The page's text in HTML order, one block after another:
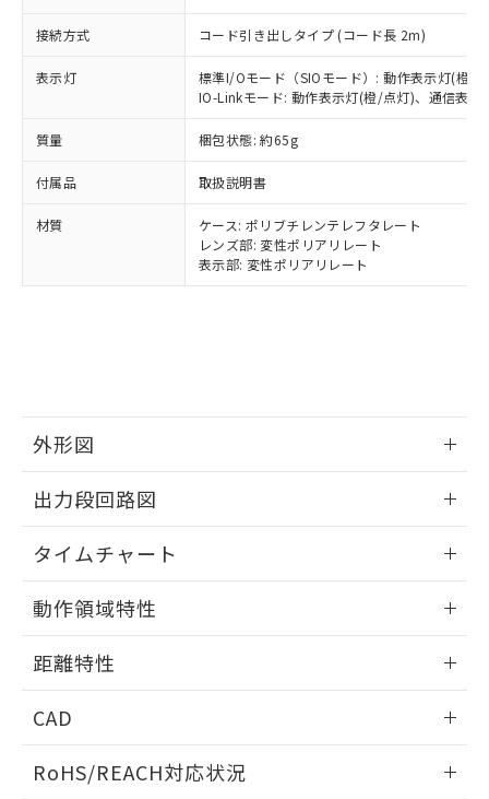
接続方式 コード引き出しタイプ (コード長 2m)
表示灯
標準I/Oモード（SIOモード）: 動作表示灯(橙/
IO-Linkモード: 動作表示灯(橙/点灯)、通信表
質量 梱包状態: 約65g
付属品 取扱説明書
材質
ケース: ポリブチレンテレフタレート
レンズ部: 変性ポリアリレート
表示部: 変性ポリアリレート
外形図
出力段回路図
タイムチャート
動作領域特性
距離特性
検出物体の大きさ-距離特性
CAD
ドすることができます。
RoHS/REACH対応状況
準価格とは異なる場合があることをご
了承ください。
正式な納期状況および標準価格はお客
様のお取引先、またはお客様担当のオ
ムロン制御機器販売店・当社販売員に
ご相談ください。
オムロン制御機器販売店や当社販売拠
販売ネットワーク
ください。
在庫状況および標準価格結果を当社の
事前の承諾なく第三者に漏洩または開
示しないようお願いします。
マイパーツ機能（部品リスト作成サー
引・商談に必要な範囲で利用すること
をご了承ください。
の共同利用に関して"
用者の範囲」に記載されている法人を
指します。
(PBDE) 1000ppm以下、フタル酸ビス(2-エチルヘキシ
ル) (DEHP)(別名：DOP) 1000ppm以下、フタル酸ブチ
ルベンジル（BBP） 1000ppm以下、フタル酸ジブチル
（DBP） 1000ppm以下、フタル酸ジイソブチル
(DIBP) 1000ppm以下
但し、RoHS指令で産業用監視および制御機器に対する
適用除外項目は除く。
フタル酸エステル類の４物質については閾値を超える意
※2 対応予定月
部品在庫の切り替え状況などにより、予定
下記の非含有証明書をダウンロードするこ
EU RoHS指令（10物質）の非含有証明書
51物質の非含有証明書（当社基準）
※本証明書は発行日時点で非含有を証明す
るもので、過去に遡って非含有を証明する
ものではありません。
また、RoHS指令のフタル酸エステル類４
物質の対応では、対応完了までの期間は出
荷製品に未対応品が混在することから備考
欄に対応日を記載しておりました。
していることから、特段のことがない限
り、2022年1月12日より割愛しておりま
す。
Cr(Ⅵ)(六価クロム) : 1000ppm、 PBBs(ポリ臭化ビフェ
ニル類) : 1000ppm、 PBDEs(ポリ臭化ジフェニルエーテ
ル類) : 1000ppm、
DBP(フタル酸ジブチル) : 1000ppm、 DIBP(フタル酸ジ
イソブチル) : 1000ppm、 BBP(フタル酸ブチルベンジ
DEHP(フタル酸ビス(2-エチルヘキシル)) : 1000ppm
※2 環境保護使用期限
「ｅ」：有害物質（10物質）のすべてが基
準値以下であることを示します。
「10」：通常の使用状況下において有害物
可)を取得するなどの必要な手続きを
とります。
当社は規制貨物を破棄する場合は、完
全に破砕するなど、違法に輸出されな
いよう必要な手段を講じます。
当社は貴社製品を、核兵器、ミサイ
ル、化学兵器、生物兵器またはその他
武器並びにこれらの製造装置等に一切
使用いたしません。
当社は、貴社製品を第三者に販売する
場合は、上記1、2および3の内容を当
該第三者に通知します。また当社は、
販売先および販売に係わる関係者が違
合意する キャンセル
一定数以上の在庫あり
一定数には満たないが在庫あり
在庫なし(最新の在庫状況につ
いては、お客様のお取引先、ま
たはお客様担当のオムロン制御
機器販売店・当社販売員にご確
認ください)
空
受注生産機種、また在庫状況の